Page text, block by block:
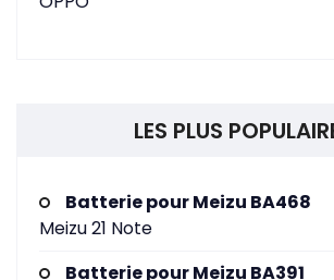
LES PLUS
Batterie pour Meizu BA468
Meizu 21 Note
Batterie pour Meizu BA391